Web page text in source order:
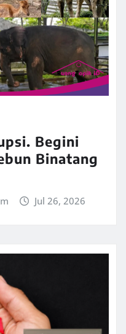
Begini
Binatang
Jul 26, 2026